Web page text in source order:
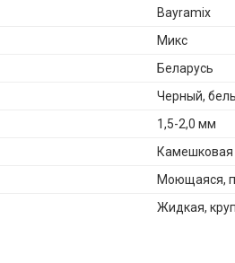
Bayramix
Микс
Беларусь
Черный,
1,5-2,0 мм
Камешковая
Моющаяся,
Жидкая,